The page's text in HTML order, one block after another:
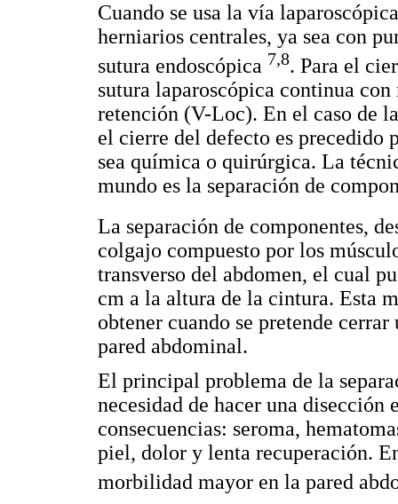
Cuando se usa la vía
herniarios centrales, ya sea con
sutura endoscópica 7,8. Para el
sutura laparoscópica continua
retención (V-Loc). En el caso de
el cierre del defecto es precedido
sea química o quirúrgica. La
mundo es la separación de
La separación de componentes,
colgajo compuesto por los
transverso del abdomen, el cual
cm a la altura de la cintura. Esta
obtener cuando se pretende
pared abdominal.
El principal problema de la
necesidad de hacer una disección
consecuencias: seroma,
piel, dolor y lenta recuperación.
morbilidad mayor en la pared